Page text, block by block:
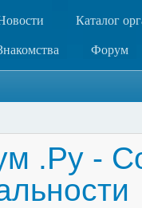
Каталог
Форум
.Ру -